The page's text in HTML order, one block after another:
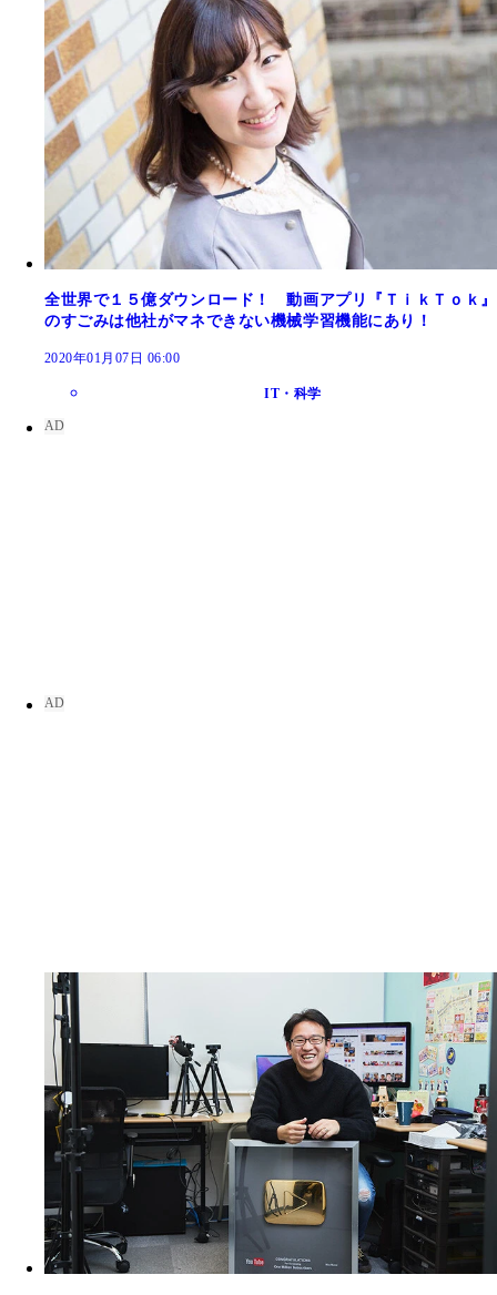
全世界で１５億ダウンロード！ 動画アプリ『ＴｉｋＴｏｋ』
のすごみは他社がマネできない機械学習機能にあり！
2020年01月07日 06:00
IT・科学